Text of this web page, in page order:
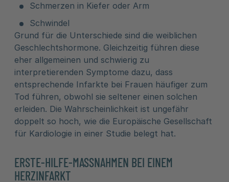
Schmerzen in Kiefer oder Arm
Schwindel
Grund für die Unterschiede sind die weiblichen
Geschlechtshormone. Gleichzeitig führen diese
eher allgemeinen und schwierig zu
interpretierenden Symptome dazu, dass
entsprechende Infarkte bei Frauen häufiger zum
Tod führen, obwohl sie seltener einen solchen
erleiden. Die Wahrscheinlichkeit ist ungefähr
doppelt so hoch, wie die Europäische Gesellschaft
für Kardiologie in einer Studie belegt hat.
ERSTE-HILFE-MASSNAHMEN BEI EINEM H
ERZINFARKT